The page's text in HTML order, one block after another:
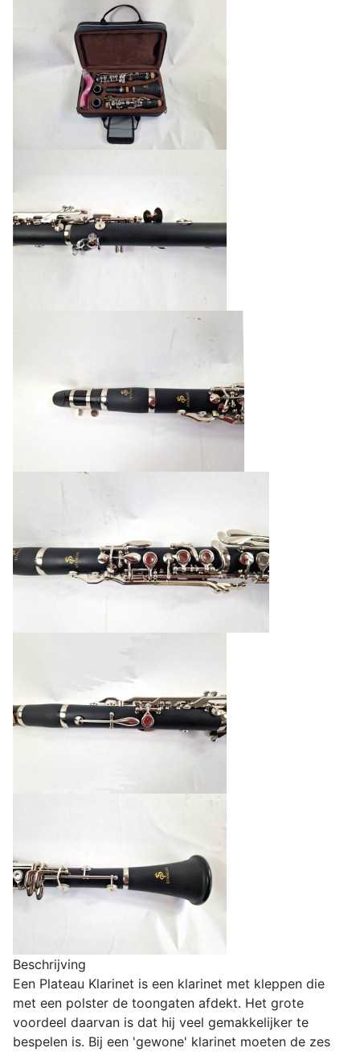
Beschrijving
Een Plateau Klarinet is een klarinet met kleppen die
met een polster de toongaten afdekt. Het grote
voordeel daarvan is dat hij veel gemakkelijker te
bespelen is. Bij een 'gewone' klarinet moeten de zes